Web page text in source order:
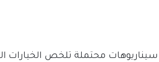
سيناريوهات محتملة تلخص